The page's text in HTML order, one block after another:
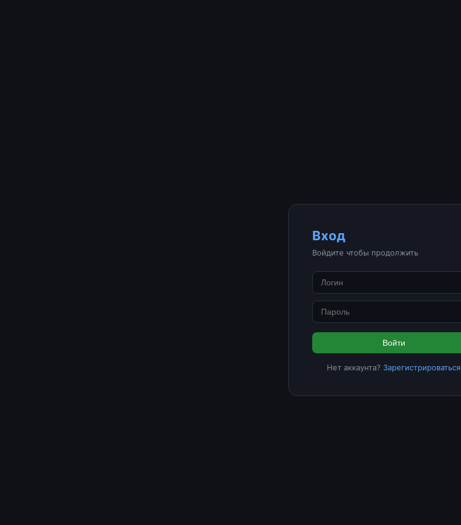
Вход
Войдите чтобы продолжить
Войти
Нет аккаунта? Зарегистрироваться